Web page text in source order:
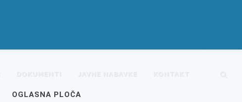
DOKUMENTI JAVNE NABAVKE KONTAKT
OGLASNA PLOČA